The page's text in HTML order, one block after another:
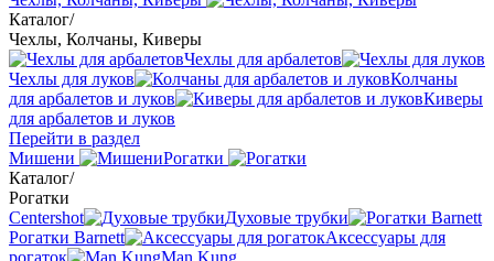
Каталог/
Чехлы, Колчаны, Киверы
Чехлы для арбалетов
Чехлы для луков
Колчаны
для арбалетов и луков
Киверы
для арбалетов и луков
Перейти в раздел
Мишени
Рогатки
Каталог/
Рогатки
Centershot
Духовые трубки
Рогатки Barnett
Аксессуары для
рогаток
Man Kung